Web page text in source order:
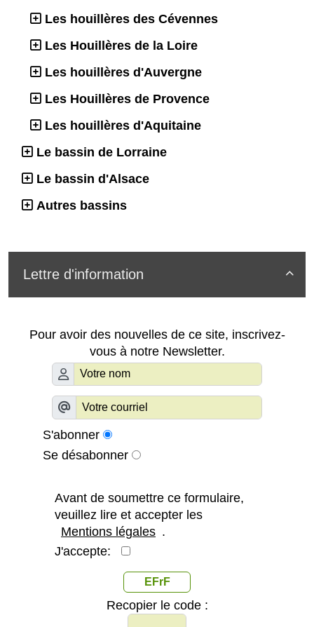
Les houillères des Cévennes
Les Houillères de la Loire
Les houillères d'Auvergne
Les Houillères de Provence
Les houillères d'Aquitaine
Le bassin de Lorraine
Le bassin d'Alsace
Autres bassins

Lettre d'information
Pour avoir des nouvelles de ce site, inscrivez-
vous à notre Newsletter.
S'abonner
Se désabonner
Avant de soumettre ce formulaire,
veuillez lire et accepter les
Mentions légales .
J'accepte:
EFrF
Recopier le code :